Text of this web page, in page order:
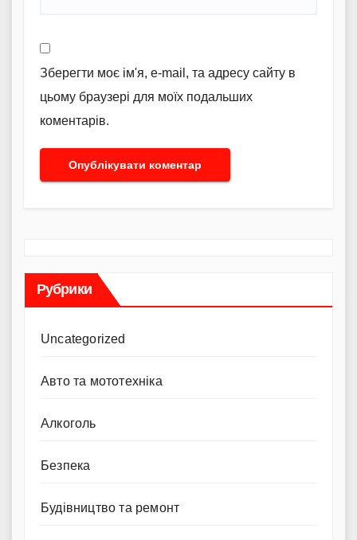
Зберегти моє ім'я, e-mail, та адресу сайту в
цьому браузері для моїх подальших
коментарів.
Рубрики
Uncategorized
Авто та мототехніка
Алкоголь
Безпека
Будівництво та ремонт